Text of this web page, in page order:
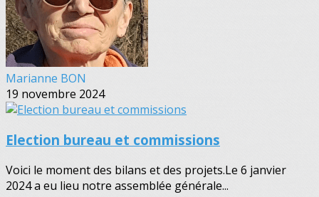
Marianne BON
19 novembre 2024
Election bureau et commissions
Voici le moment des bilans et des projets.Le 6 janvier
2024 a eu lieu notre assemblée générale...